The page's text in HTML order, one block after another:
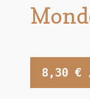
8,30 €